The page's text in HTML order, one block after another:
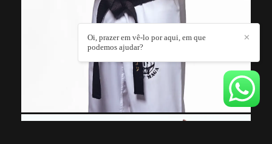
✕
Oi, prazer em vê-lo por aqui, em que
podemos ajudar?